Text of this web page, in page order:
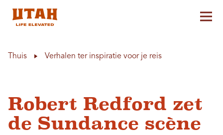
Thuis Verhalen ter inspiratie voor je reis
Robert Redford zet
de Sundance scène